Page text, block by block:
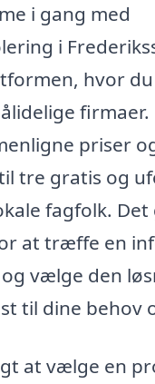
i gang med
i
hvor
firmaer.
priser
tre gratis og
fagfolk. Det
at træffe en
vælge den
til dine behov
at vælge en